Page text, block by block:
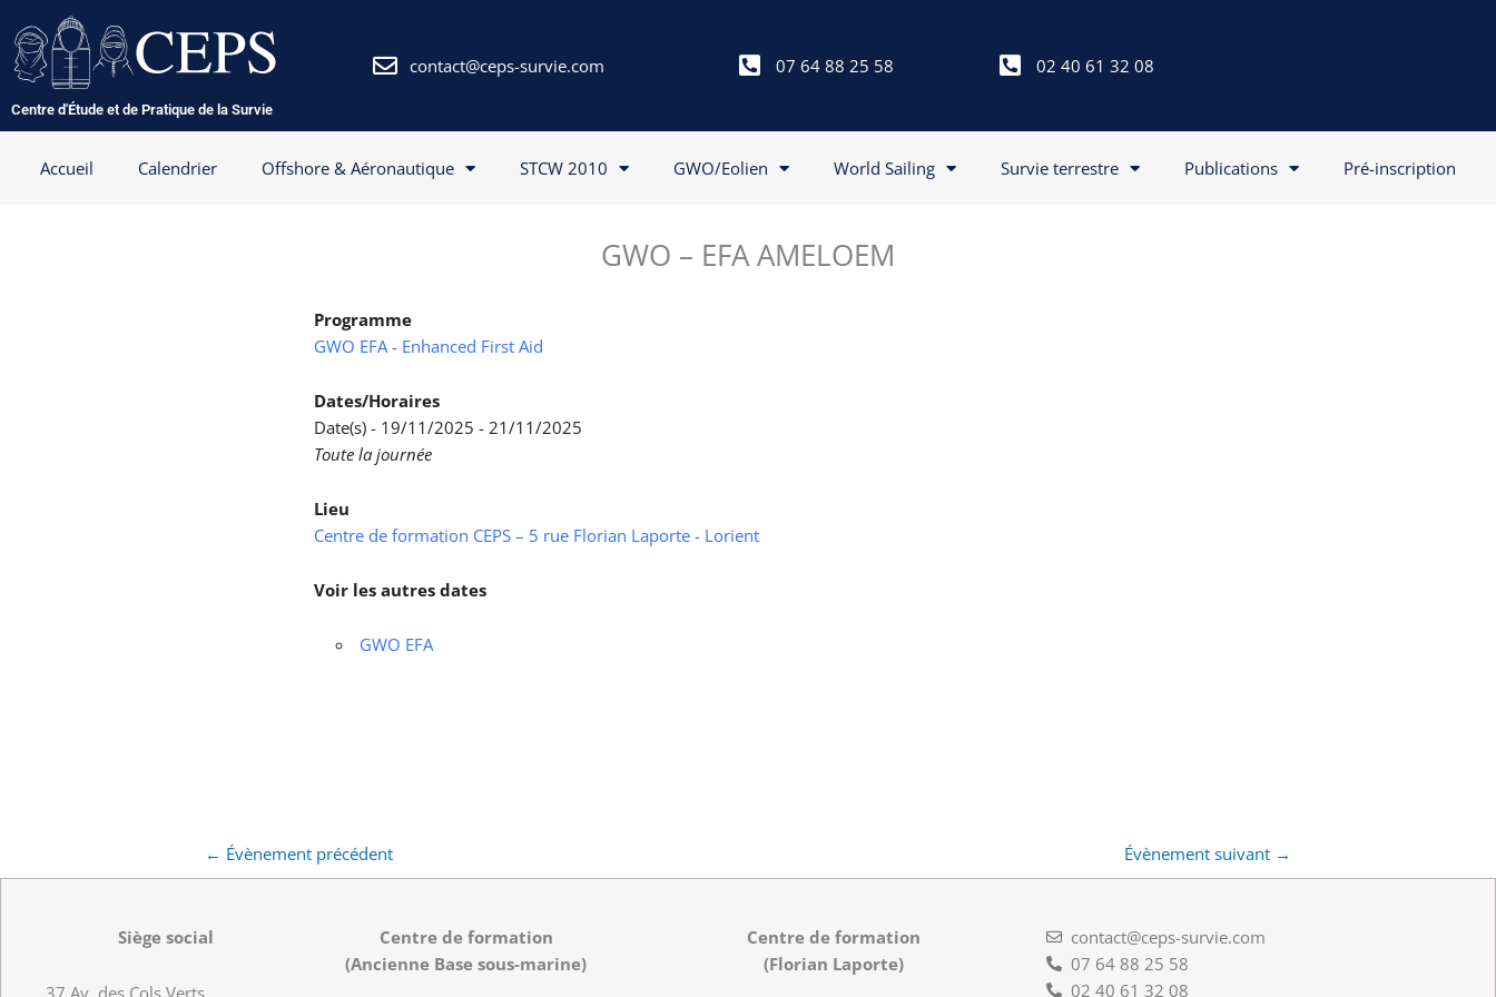
au
contenu
Centre d'Étude et de Pratique de la Survie
contact@ceps-survie.com 07 64 88 25 58 02 40 61 32 08
Accueil Calendrier Offshore & Aéronautique STCW 2010 GWO/Eolien World Sailing Survie terrestre Publications Pré-inscription
GWO – EFA AMELOEM
Programme
GWO EFA - Enhanced First Aid
Dates/Horaires
Date(s) - 19/11/2025 - 21/11/2025
Toute la journée
Lieu
Centre de formation CEPS – 5 rue Florian Laporte - Lorient
Voir les autres dates
GWO EFA
← Évènement précédent Évènement suivant →
Siège social
Centre de formation
(Ancienne Base sous-marine)
Centre de formation
(Florian Laporte)
contact@ceps-survie.com
07 64 88 25 58
02 40 61 32 08